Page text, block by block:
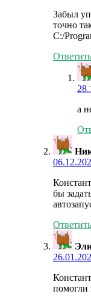
Забыл
точно
С:/
Ответить
а
бы
Ответить
помогли